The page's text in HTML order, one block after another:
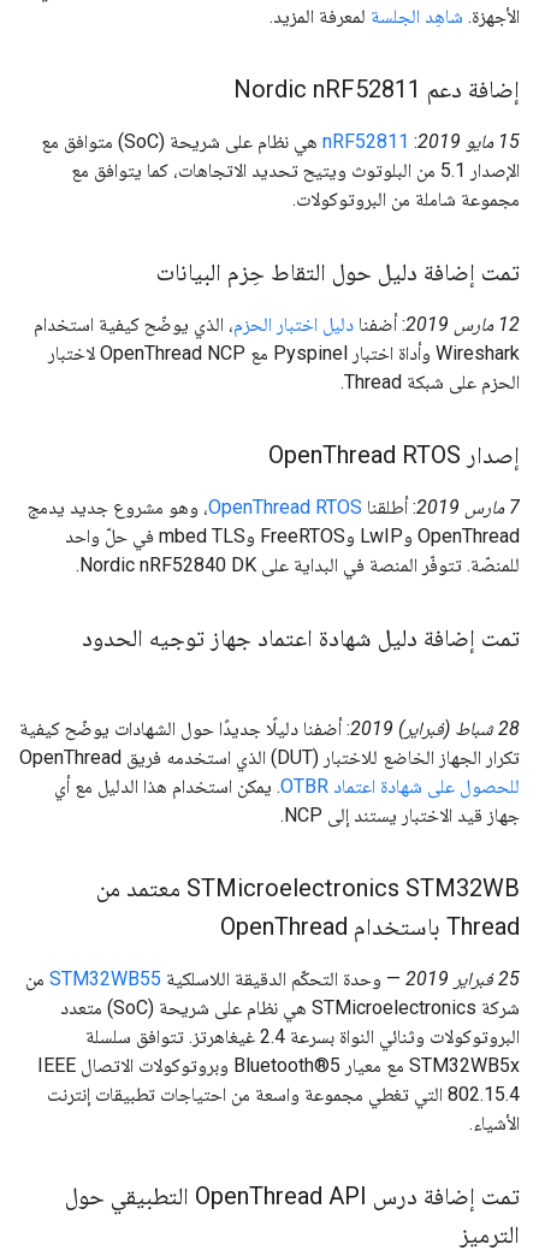
الأجهزة. شاهِد الجلسة لمعرفة المزيد.
إضافة دعم Nordic n RF52811
‫15 مايو 2019 :
nRF52811
هي نظام على شريحة (SoC) متوافق مع
الإصدار 5.1 من البلوتوث ويتيح تحديد الاتجاهات، كما يتوافق مع
مجموعة شاملة من البروتوكولات.
تمت إضافة دليل حول التقاط حِزم البيانات
‫12 مارس 2019 : أضفنا دليل اختبار الحزم، الذي يوضّح كيفية استخدام
Wireshark وأداة اختبار Pyspinel مع OpenThread NCP لاختبار
الحزم على شبكة Thread.
إصدار Open Thread RTOS
‫7 مارس 2019 : أطلقنا OpenThread RTOS، وهو مشروع جديد يدمج
OpenThread وLwIP وFreeRTOS وmbed TLS في حلّ واحد
للمنصّة. تتوفّر المنصة في البداية على Nordic nRF52840 DK.
تمت إضافة دليل شهادة اعتماد جهاز توجيه الحدود
‫28 شباط (فبراير) 2019
: أضفنا دليلًا جديدًا حول الشهادات يوضّح كيفية
تكرار الجهاز الخاضع للاختبار (DUT) الذي استخدمه فريق OpenThread
للحصول على شهادة اعتماد OTBR
. يمكن استخدام هذا الدليل مع أي
جهاز قيد الاختبار يستند إلى NCP.
‫STMicroelectronics STM32WB معتمد من
Thread باستخدام Open
Thread
‫25 فبراير 2019 — وحدة التحكّم الدقيقة اللاسلكية STM32WB55 من
شركة STMicroelectronics هي نظام على شريحة (SoC) متعدد
البروتوكولات وثنائي النواة بسرعة 2.4 غيغاهرتز. تتوافق سلسلة
STM32WB5x مع معيار Bluetooth®5 وبروتوكولات الاتصال IEEE
802.15.4 التي تغطي مجموعة واسعة من احتياجات تطبيقات إنترنت
الأشياء.
تمت إضافة درس Open
Thread API التطبيقي حول
الترميز